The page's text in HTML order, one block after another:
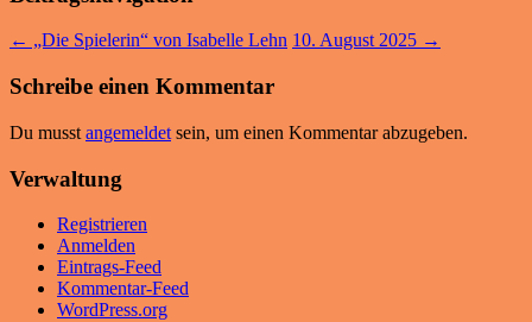
← „Die Spielerin“ von Isabelle Lehn 10. August 2025 →
Schreibe einen Kommentar
Du musst angemeldet sein, um einen Kommentar abzugeben.
Verwaltung
Registrieren
Anmelden
Eintrags-Feed
Kommentar-Feed
WordPress.org